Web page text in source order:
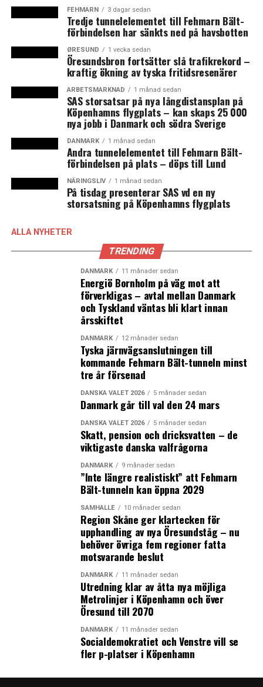
efterfråga mer utrymme.
– Bara under de senaste tre åren har våra kunder krävt
totalt 15 000 nettokvadratmeter mer på grund av
tillväxten. Vi har nu kommit till en punkt där vi behöver
bygga nya laboratorieutrymmen, säger han och
förklarar att beläggningsgraden är nära 100.
Det ökade utrymmesbehovet innebär att
forskningsparken år 2022 kommer att börja bygga en ny
laboratoriebyggnad i Hørsholm, så att de kan erbjuda
sina kunder fler expansionsmöjligheter, säger Steen
Donner.
– Vi planerar en helt ny laboratoriebyggnad. Det
inflyttning, men vi räknar med att bygga en 18 000
kvadratmeter stor laboratoriebyggnad för flera
Ny forskningspark byggs 2024/2025
Science Park också en ny utbyggnad på det andra
campusområdet i Lyngby. Byggnaden kommer att stå
klar 2024/2025, säger Steen Donner.
– Vi arbetar med att bygga en helt ny forskningspark på
upp till 27 000 kvadratmeter. Med expansionen i Lyngby
och Hørsholm kommer vi att investera sammanlagt
nästan 1 miljard DKK under de kommande åren i nya
anläggningar, säger han.
Den ökade närvaron i Lyngby kommer inte bara att ge
mer utrymme, utan förhoppningsvis också bana väg för
fler industriella samarbeten, säger Steen Donner.
– Samarbetena bör ske mellan mindre företag i DTU
Science Park och företag på campus i Lyngby, men också
utanför, eftersom vi vet att dessa samarbeten kan gynna
båda parter för tillväxt i Danmark, säger han och
nämner Novozymes och deras innovationscampus i
Lyngby med plats för 800 anställda som en möjlig
samarbetspartner.
DTU Science Park i Hørsholm. Foto: DTU Science Park
FEHMARN 3 dagar sedan
Tredje tunnelelementet till Fehmarn Bält-
förbindelsen har sänkts ned på havsbotten
ØRESUND 1 vecka sedan
Öresundsbron fortsätter slå trafikrekord –
kraftig ökning av tyska fritidsresenärer
ARBETSMARKNAD 1 månad sedan
SAS storsatsar på nya långdistansplan på
Köpenhamns flygplats – kan skaps 25 000
nya jobb i Danmark och södra Sverige
DANMARK 1 månad sedan
Andra tunnelelementet till Fehmarn Bält-
förbindelsen på plats – döps till Lund
NÄRINGSLIV 1 månad sedan
På tisdag presenterar SAS vd en ny
storsatsning på Köpenhamns flygplats
ALLA NYHETER
TRENDING
DANMARK 11 månader sedan
Energiö Bornholm på väg mot att
förverkligas – avtal mellan Danmark
och Tyskland väntas bli klart innan
årsskiftet
DANMARK 12 månader sedan
Tyska järnvägsanslutningen till
kommande Fehmarn Bält-tunneln minst
tre år försenad
DANSKA VALET 2026 5 månader sedan
Danmark går till val den 24 mars
DANSKA VALET 2026 5 månader sedan
Skatt, pension och dricksvatten – de
viktigaste danska valfrågorna
DANMARK 9 månader sedan
”Inte längre realistiskt” att Fehmarn
Bält-tunneln kan öppna 2029
SAMHÄLLE 10 månader sedan
Region Skåne ger klartecken för
upphandling av nya Öresundståg – nu
behöver övriga fem regioner fatta
motsvarande beslut
DANMARK 11 månader sedan
Utredning klar av åtta nya möjliga
Metrolinjer i Köpenhamn och över
Öresund till 2070
DANMARK 11 månader sedan
Socialdemokratiet och Venstre vill se
fler p-platser i Köpenhamn